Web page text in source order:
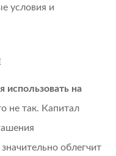
условия и
использовать на
не так. Капитал
облегчит